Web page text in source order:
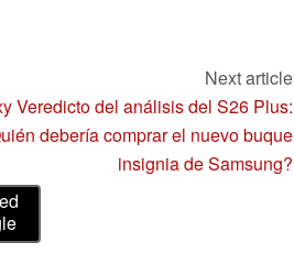
Next article
Veredicto del análisis del S26 Plus:
debería comprar el nuevo buque
insignia de Samsung?